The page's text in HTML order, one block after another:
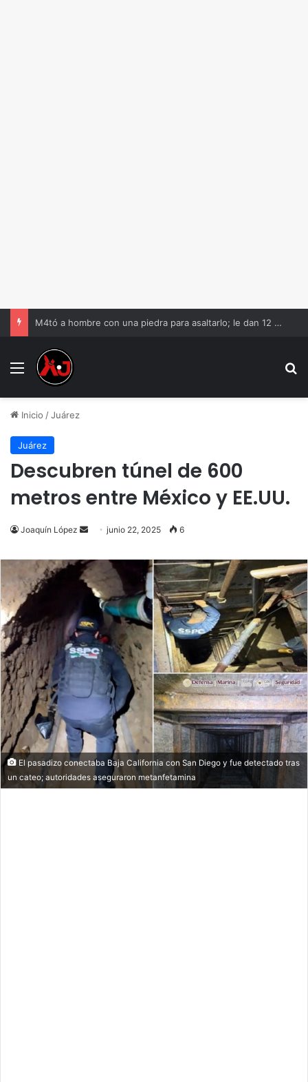
M4tó a hombre con una piedra para asaltarlo; le dan 12 años de cárcel
Menu
Inicio /Juárez
Juárez
Descubren túnel de 600
metros entre México y EE.UU.
Joaquín López
Send
email
junio 22, 2025 6
El pasadizo conectaba Baja California con San Diego y fue detectado tras
un cateo; autoridades aseguraron metanfetamina